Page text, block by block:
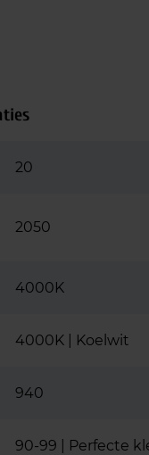
20
2050
4000K
4000K | Koelwit
940
90-99 | Perfecte